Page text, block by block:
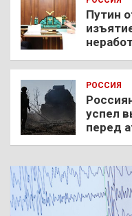
Путин
РОССИЯ
успел
перед